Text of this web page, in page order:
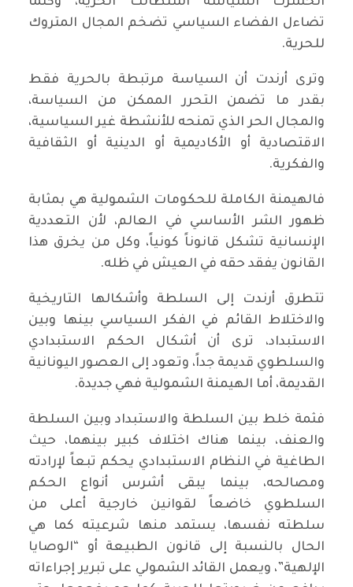
تضاءل الفضاء السياسي تضخم المجال المتروك
للحرية.
وترى أرندت أن السياسة مرتبطة بالحرية فقط
بقدر ما تضمن التحرر الممكن من السياسة،
والمجال الحر الذي تمنحه للأنشطة غير السياسية،
الاقتصادية أو الأكاديمية أو الدينية أو الثقافية
والفكرية.
فالهيمنة الكاملة للحكومات الشمولية هي بمثابة
ظهور الشر الأساسي في العالم، لأن التعددية
الإنسانية تشكل قانوناً كونياً، وكل من يخرق هذا
القانون يفقد حقه في العيش في ظله.
تتطرق أرندت إلى السلطة وأشكالها التاريخية
والاختلاط القائم في الفكر السياسي بينها وبين
الاستبداد، ترى أن أشكال الحكم الاستبدادي
والسلطوي قديمة جداً، وتعود إلى العصور اليونانية
القديمة، أما الهيمنة الشمولية فهي جديدة.
فثمة خلط بين السلطة والاستبداد وبين السلطة
والعنف، بينما هناك اختلاف كبير بينهما، حيث
الطاغية في النظام الاستبدادي يحكم تبعاً لإرادته
ومصالحه، بينما يبقى أشرس أنواع الحكم
السلطوي خاضعاً لقوانين خارجية أعلى من
سلطته نفسها، يستمد منها شرعيته كما هي
الحال بالنسبة إلى قانون الطبيعة أو “الوصايا
الإلهية”، ويعمل القائد الشمولي على تبرير إجراءاته